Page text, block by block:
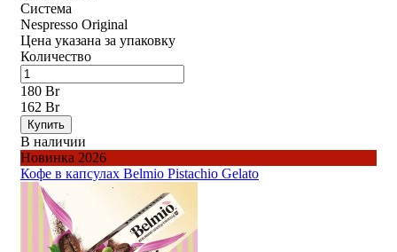
Система
Nespresso Original
Цена указана за упаковку
Количество
180 Br
162 Br
Купить
В наличии
Новинка 2026
Кофе в капсулах Belmio Pistachio Gelato